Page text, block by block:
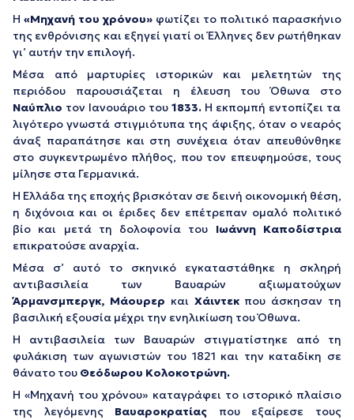
Η «Μηχανή του χρόνου» φωτίζει το πολιτικό παρασκήνιο
της ενθρόνισης και εξηγεί γιατί οι Έλληνες δεν ρωτήθηκαν
γι’ αυτήν την επιλογή.
Μέσα από μαρτυρίες ιστορικών και μελετητών της
περιόδου παρουσιάζεται η έλευση του Όθωνα στο
Ναύπλιο τον Ιανουάριο του 1833. Η εκπομπή εντοπίζει τα
λιγότερο γνωστά στιγμιότυπα της άφιξης, όταν ο νεαρός
άναξ παραπάτησε και στη συνέχεια όταν απευθύνθηκε
στο συγκεντρωμένο πλήθος, που τον επευφημούσε, τους
μίλησε στα Γερμανικά.
Η Ελλάδα της εποχής βρισκόταν σε δεινή οικονομική θέση,
η διχόνοια και οι έριδες δεν επέτρεπαν ομαλό πολιτικό
βίο και μετά τη δολοφονία του Ιωάννη Καποδίστρια
επικρατούσε αναρχία.
Μέσα σ’ αυτό το σκηνικό εγκαταστάθηκε η σκληρή
αντιβασιλεία των Βαυαρών αξιωματούχων
Άρμανσμπεργκ, Μάουρερ καιΧάιντεκπου άσκησαν τη
βασιλική εξουσία μέχρι την ενηλικίωση του Όθωνα.
Η αντιβασιλεία των Βαυαρών στιγματίστηκε από τη
φυλάκιση των αγωνιστών του 1821 και την καταδίκη σε
θάνατο του Θεόδωρου Κολοκοτρώνη.
Η «Μηχανή του χρόνου» καταγράφει το ιστορικό πλαίσιο
της λεγόμενης Βαυαροκρατίας που εξαίρεσε τους